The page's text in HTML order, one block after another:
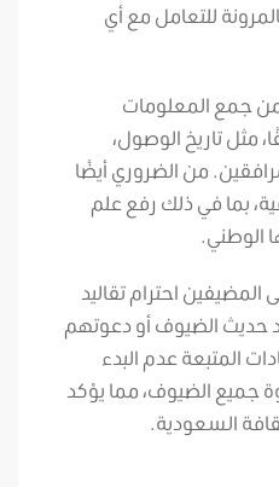
للتعامل مع أي
من جمع المعلومات
مثل تاريخ الوصول،
من الضروري أيضًا
بما في ذلك رفع علم
الوطني.
المضيفين احترام تقاليد
حديث الضيوف أو دعوتهم
المتبعة عدم البدء
جميع الضيوف، مما يؤكد
السعودية.